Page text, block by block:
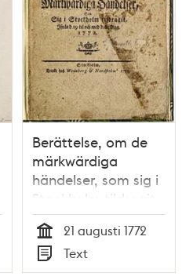
Berättelse, om de
märkwärdiga
händelser, som sig i
Stockholm tildragit,
ifrån d. 19 til och
med d. 21 aug. 1772.
Tid
21 augusti 1772
Typ
Text